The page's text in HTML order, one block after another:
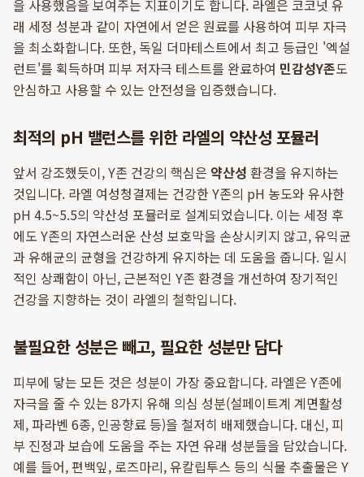
을 사용했음을 보여주는 지표이기도 합니다. 라엘은 코코넛 유
래 세정 성분과 같이 자연에서 얻은 원료를 사용하여 피부 자극
을 최소화합니다. 또한, 독일 더마테스트에서 최고 등급인 '엑설
런트'를 획득하며 피부 저자극 테스트를 완료하여 민감성Y존도
안심하고 사용할 수 있는 안전성을 입증했습니다.
최적의 pH 밸런스를 위한 라엘의 약산성 포뮬러
앞서 강조했듯이, Y존 건강의 핵심은 약산성 환경을 유지하는
것입니다. 라엘 여성청결제는 건강한 Y존의 pH 농도와 유사한
pH 4.5~5.5의 약산성 포뮬러로 설계되었습니다. 이는 세정 후
에도 Y존의 자연스러운 산성 보호막을 손상시키지 않고, 유익균
과 유해균의 균형을 건강하게 유지하는 데 도움을 줍니다. 일시
적인 상쾌함이 아닌, 근본적인 Y존 환경을 개선하여 장기적인
건강을 지향하는 것이 라엘의 철학입니다.
불필요한 성분은 빼고, 필요한 성분만 담다
피부에 닿는 모든 것은 성분이 가장 중요합니다. 라엘은 Y존에
자극을 줄 수 있는 8가지 유해 의심 성분(설페이트계 계면활성
제, 파라벤 6종, 인공향료 등)을 철저히 배제했습니다. 대신, 피
부 진정과 보습에 도움을 주는 자연 유래 성분들을 담았습니다.
예를 들어, 편백잎, 로즈마리, 유칼립투스 등의 식물 추출물은 Y